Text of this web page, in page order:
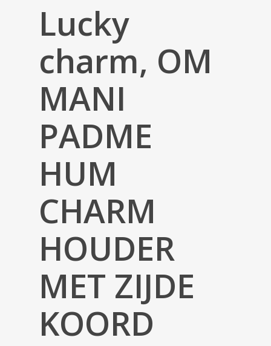
Lucky
charm, OM
MANI
PADME
HUM
CHARM
HOUDER
MET ZIJDE
KOORD